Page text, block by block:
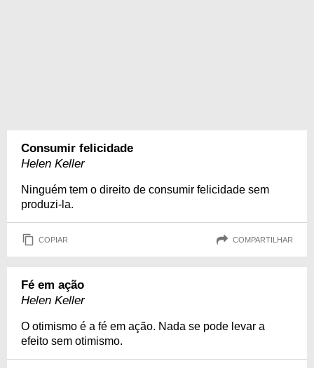
Consumir felicidade
Helen Keller
Ninguém tem o direito de consumir felicidade sem
produzi-la.
COPIAR COMPARTILHAR
Fé em ação
Helen Keller
O otimismo é a fé em ação. Nada se pode levar a
efeito sem otimismo.